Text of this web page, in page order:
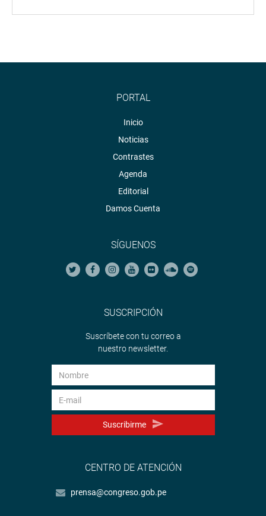
PORTAL
Inicio
Noticias
Contrastes
Agenda
Editorial
Damos Cuenta
SÍGUENOS
SUSCRIPCIÓN
Suscríbete con tu correo a
nuestro newsletter.
Suscribirme
CENTRO DE ATENCIÓN
prensa@congreso.gob.pe